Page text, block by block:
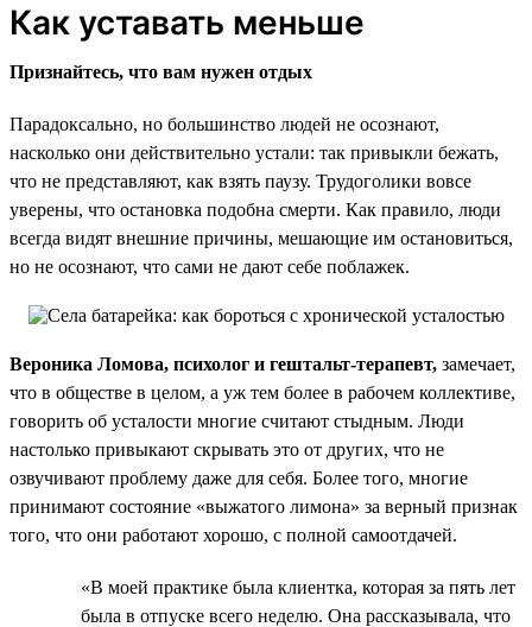
Как уставать меньше
Признайтесь, что вам нужен отдых
Парадоксально, но большинство людей не осознают,
насколько они действительно устали: так привыкли бежать,
что не представляют, как взять паузу. Трудоголики вовсе
уверены, что остановка подобна смерти. Как правило, люди
всегда видят внешние причины, мешающие им остановиться,
но не осознают, что сами не дают себе поблажек.
Вероника Ломова, психолог и гештальт-терапевт, замечает,
что в обществе в целом, а уж тем более в рабочем коллективе,
говорить об усталости многие считают стыдным. Люди
настолько привыкают скрывать это от других, что не
озвучивают проблему даже для себя. Более того, многие
принимают состояние «выжатого лимона» за верный признак
того, что они работают хорошо, с полной самоотдачей.
«В моей практике была клиентка, которая за пять лет
была в отпуске всего неделю. Она рассказывала, что